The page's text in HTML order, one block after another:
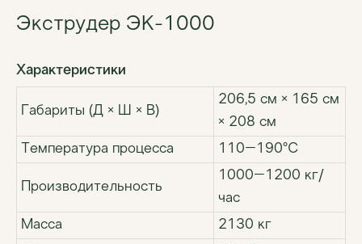
Экструдер ЭК-1000
Характеристики
Габариты (Д × Ш × В)
206,5 см × 165 см
× 208 см
Температура процесса
110–190°С
Производительность
1000–1200 кг/
час
Масса
2130 кг